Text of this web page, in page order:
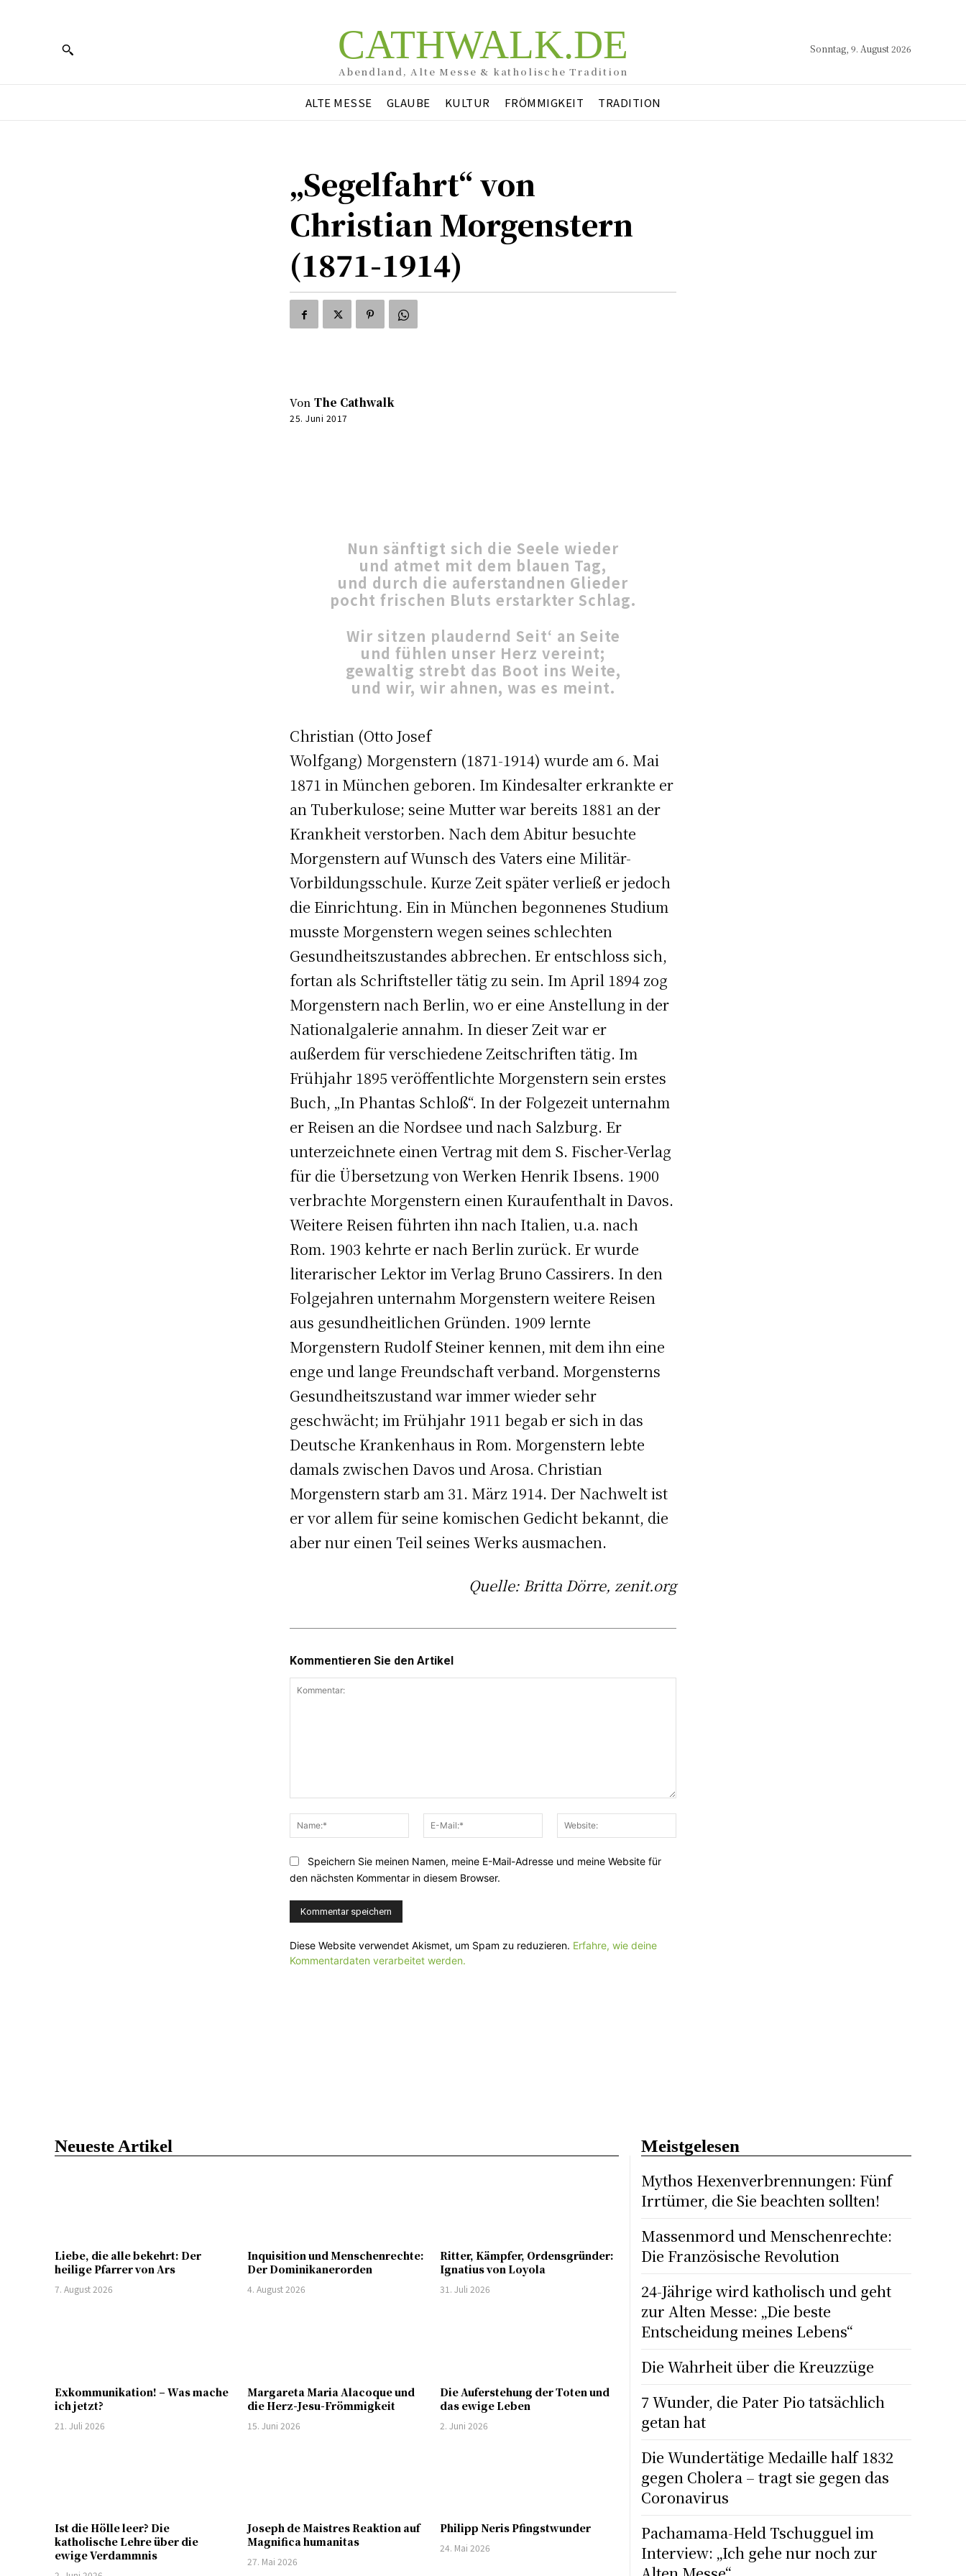
CATHWALK.DE
Abendland, Alte Messe & katholische Tradition
Sonntag, 9. August 2026
ALTE MESSE GLAUBE KULTUR FRÖMMIGKEIT TRADITION
„Segelfahrt“ von
Christian Morgenstern
(1871-1914)
Von The Cathwalk
25. Juni 2017
Nun sänftigt sich die Seele wieder
und atmet mit dem blauen Tag,
und durch die auferstandnen Glieder
pocht frischen Bluts erstarkter Schlag.
Wir sitzen plaudernd Seit‘ an Seite
und fühlen unser Herz vereint;
gewaltig strebt das Boot ins Weite,
und wir, wir ahnen, was es meint.
Christian (Otto Josef
Wolfgang) Morgenstern (1871-1914) wurde am 6. Mai
1871 in München geboren. Im Kindesalter erkrankte er
an Tuberkulose; seine Mutter war bereits 1881 an der
Krankheit verstorben. Nach dem Abitur besuchte
Morgenstern auf Wunsch des Vaters eine Militär-
Vorbildungsschule. Kurze Zeit später verließ er jedoch
die Einrichtung. Ein in München begonnenes Studium
musste Morgenstern wegen seines schlechten
Gesundheitszustandes abbrechen. Er entschloss sich,
fortan als Schriftsteller tätig zu sein. Im April 1894 zog
Morgenstern nach Berlin, wo er eine Anstellung in der
Nationalgalerie annahm. In dieser Zeit war er
außerdem für verschiedene Zeitschriften tätig. Im
Frühjahr 1895 veröffentlichte Morgenstern sein erstes
Buch, „In Phantas Schloß“. In der Folgezeit unternahm
er Reisen an die Nordsee und nach Salzburg. Er
unterzeichnete einen Vertrag mit dem S. Fischer-Verlag
für die Übersetzung von Werken Henrik Ibsens. 1900
verbrachte Morgenstern einen Kuraufenthalt in Davos.
Weitere Reisen führten ihn nach Italien, u.a. nach
Rom. 1903 kehrte er nach Berlin zurück. Er wurde
literarischer Lektor im Verlag Bruno Cassirers. In den
Folgejahren unternahm Morgenstern weitere Reisen
aus gesundheitlichen Gründen. 1909 lernte
Morgenstern Rudolf Steiner kennen, mit dem ihn eine
enge und lange Freundschaft verband. Morgensterns
Gesundheitszustand war immer wieder sehr
geschwächt; im Frühjahr 1911 begab er sich in das
Deutsche Krankenhaus in Rom. Morgenstern lebte
damals zwischen Davos und Arosa. Christian
Morgenstern starb am 31. März 1914. Der Nachwelt ist
er vor allem für seine komischen Gedicht bekannt, die
aber nur einen Teil seines Werks ausmachen.
Quelle: Britta Dörre, zenit.org
Kommentieren Sie den Artikel
Name:*
Mail:*
Speichern Sie meinen Namen, meine E-Mail-Adresse und meine Website für
den nächsten Kommentar in diesem Browser.
Diese Website verwendet Akismet, um Spam zu reduzieren. Erfahre, wie deine
Kommentardaten verarbeitet werden.
Neueste Artikel
Liebe, die alle bekehrt: Der
heilige Pfarrer von Ars
7. August 2026
Inquisition und Menschenrechte:
Der Dominikanerorden
4. August 2026
Ritter, Kämpfer, Ordensgründer:
Ignatius von Loyola
31. Juli 2026
Exkommunikation! – Was mache
ich jetzt?
21. Juli 2026
Margareta Maria Alacoque und
die Herz-Jesu-Frömmigkeit
15. Juni 2026
Die Auferstehung der Toten und
das ewige Leben
2. Juni 2026
Ist die Hölle leer? Die
katholische Lehre über die
ewige Verdammnis
Joseph de Maistres Reaktion auf
Magnifica humanitas
27. Mai 2026
Philipp Neris Pfingstwunder
24. Mai 2026
Meistgelesen
Mythos Hexenverbrennungen: Fünf
Irrtümer, die Sie beachten sollten!
Massenmord und Menschenrechte:
Die Französische Revolution
24-Jährige wird katholisch und geht
zur Alten Messe: „Die beste
Entscheidung meines Lebens“
Die Wahrheit über die Kreuzzüge
7 Wunder, die Pater Pio tatsächlich
getan hat
Die Wundertätige Medaille half 1832
gegen Cholera – tragt sie gegen das
Coronavirus
Pachamama-Held Tschugguel im
Interview: „Ich gehe nur noch zur